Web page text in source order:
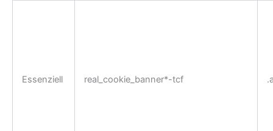
Essenziell real_cookie_banner*-tcf